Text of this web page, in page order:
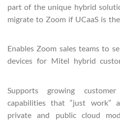
part of the unique hybrid
migrate to Zoom if UCaaS is
Enables Zoom sales teams to
devices for Mitel hybrid
Supports growing
capabilities that “just work”
private and public cloud